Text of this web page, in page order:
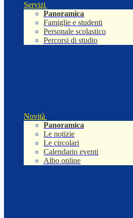
Servizi
Panoramica
Famiglie e studenti
Personale scolastico
Percorsi di studio
Novità
Panoramica
Le notizie
Le circolari
Calendario eventi
Albo online